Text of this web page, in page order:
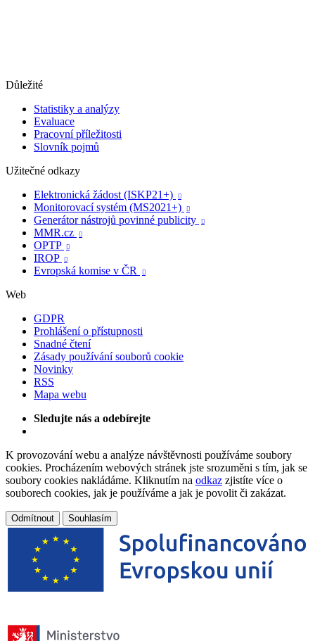
Důležité
Statistiky a analýzy
Evaluace
Pracovní příležitosti
Slovník pojmů
Užitečné odkazy
Elektronická žádost (ISKP21+)

Monitorovací systém (MS2021+) 
Generátor nástrojů povinné publicity 
MMR.cz 
OPTP 
IROP 
Evropská komise v ČR 
Web
GDPR
Prohlášení o přístupnosti
Snadné čtení
Zásady používání souborů cookie
Novinky
RSS
Mapa webu
Sledujte nás a odebírejte
K provozování webu a analýze návštěvnosti používáme soubory
cookies. Procházením webových stránek jste srozuměni s tím, jak se
soubory cookies nakládáme. Kliknutím na odkaz zjistíte více o
souborech cookies, jak je používáme a jak je povolit či zakázat.
Odmítnout Souhlasím